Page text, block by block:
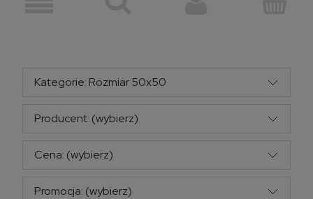
Kategorie: Rozmiar 50x50
Producent: (wybierz)
Cena: (wybierz)
Promocja: (wybierz)